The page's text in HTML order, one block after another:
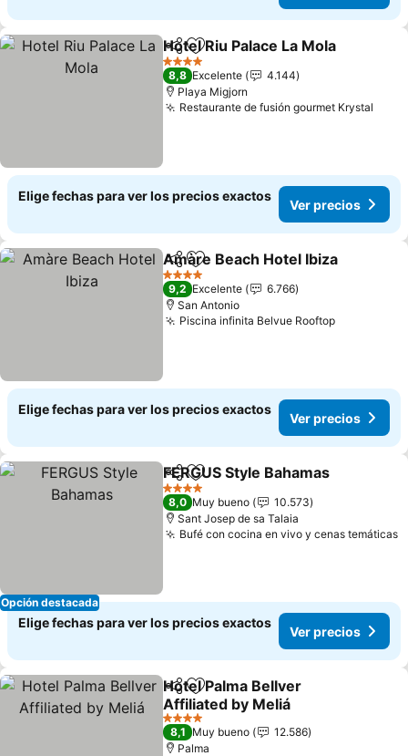
CompartirAgregar a favoritos
Hotel Riu Palace La Mola
4 Estrellas
8,8 Excelente
4.144
Playa Migjorn
Restaurante de fusión gourmet Krystal
Elige fechas para ver los precios exactos
Ver precios
CompartirAgregar a favoritos
Amàre Beach Hotel Ibiza
4 Estrellas
9,2 Excelente
6.766
San Antonio
Piscina infinita Belvue Rooftop
Elige fechas para ver los precios exactos
Ver precios
Opción destacada
CompartirAgregar a favoritos
FERGUS Style Bahamas
4 Estrellas
8,0 Muy bueno
10.573
Sant Josep de sa Talaia
Bufé con cocina en vivo y cenas temáticas
Elige fechas para ver los precios exactos
Ver precios
CompartirAgregar a favoritos
Hotel Palma Bellver
Affiliated by Meliá
4 Estrellas
8,1 Muy bueno
12.586
Palma